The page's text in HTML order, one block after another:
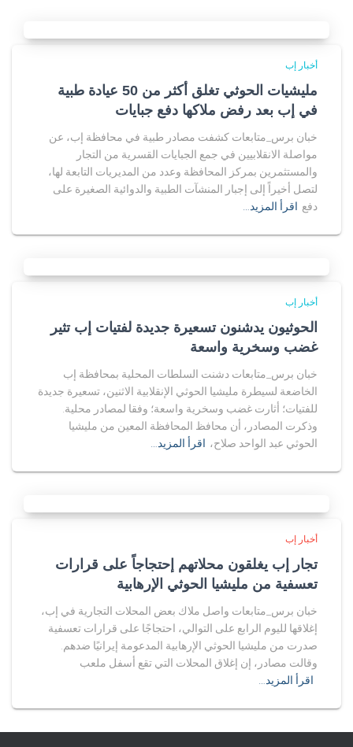
أخبار إب
مليشيات الحوثي تغلق أكثر من 50 عيادة طبية
في إب بعد رفض ملاكها دفع جبايات
خبان برس_متابعات كشفت مصادر طبية في محافظة إب، عن
مواصلة الانقلابيين في جمع الجبايات القسرية من التجار
والمستثمرين بمركز المحافظة وعدد من المديريات التابعة لها،
لتصل أخيراً إلى إجبار المنشآت الطبية والدوائية الصغيرة على
دفع اقرأ المزيد…
أخبار إب
الحوثيون يدشنون تسعيرة جديدة لفتيات إب تثير
غضب وسخرية واسعة
خبان برس_متابعات دشنت السلطات المحلية بمحافظة إب
الخاضعة لسيطرة مليشيا الحوثي الإنقلابية الاثنين، تسعيرة جديدة
للفتيات؛ أثارت غضب وسخرية واسعة؛ وفقا لمصادر محلية.
وذكرت المصادر، أن محافظ المحافظة المعين من مليشيا
الحوثي عبد الواحد صلاح، اقرأ المزيد…
أخبار إب
تجار إب يغلقون محلاتهم إحتجاجاً على قرارات
تعسفية من مليشيا الحوثي الإرهابية
خبان برس_متابعات واصل ملاك بعض المحلات التجارية في إب،
إغلاقها لليوم الرابع على التوالي، احتجاجًا على قرارات تعسفية
صدرت من مليشيا الحوثي الإرهابية المدعومة إيرانيًا ضدهم.
وقالت مصادر، إن إغلاق المحلات التي تقع أسفل ملعب
اقرأ المزيد…